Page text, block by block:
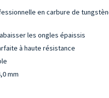
en carbure de
les ongles épaissis
à haute résistance
mm